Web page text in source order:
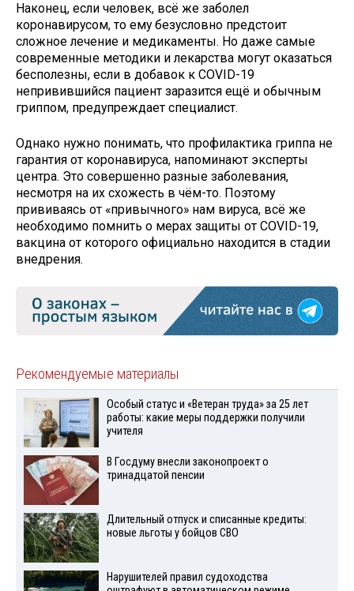
Наконец, если человек, всё же заболел
коронавирусом, то ему безусловно предстоит
сложное лечение и медикаменты. Но даже самые
современные методики и лекарства могут оказаться
бесполезны, если в добавок к COVID-19
непривившийся пациент заразится ещё и обычным
гриппом, предупреждает специалист.
Однако нужно понимать, что профилактика гриппа не
гарантия от коронавируса, напоминают эксперты
центра. Это совершенно разные заболевания,
несмотря на их схожесть в чём-то. Поэтому
прививаясь от «привычного» нам вируса, всё же
необходимо помнить о мерах защиты от COVID-19,
вакцина от которого официально находится в стадии
внедрения.
Рекомендуемые материалы
Особый статус и «Ветеран труда» за 25 лет
работы: какие меры поддержки получили
учителя
В Госдуму внесли законопроект о
тринадцатой пенсии
Длительный отпуск и списанные кредиты:
новые льготы у бойцов СВО
Нарушителей правил судоходства